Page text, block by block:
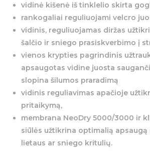
vidinė kišenė iš tinklelio skirta
rankogaliai reguliuojami velcro
vidinis, reguliuojamas diržas
šalčio ir sniego prasiskverbimo į
vienos krypties pagrindinis
apsaugotas vidine juosta
slopina šilumos praradimą
vidinis reguliavimas apačioje
pritaikymą,
membrana NeoDry 5000/3000 ir
siūlės užtikrina optimalią apsaugą
lietaus ar sniego kritulių.